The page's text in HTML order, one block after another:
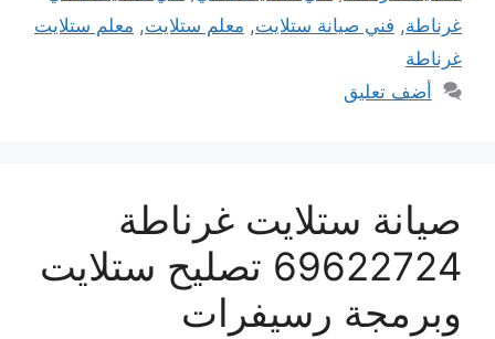
غرناطة, فني صيانة ستلايت, معلم ستلايت, معلم ستلايت
غرناطة
أضف تعليق
صيانة ستلايت غرناطة
69622724 تصليح ستلايت
وبرمجة رسيفرات